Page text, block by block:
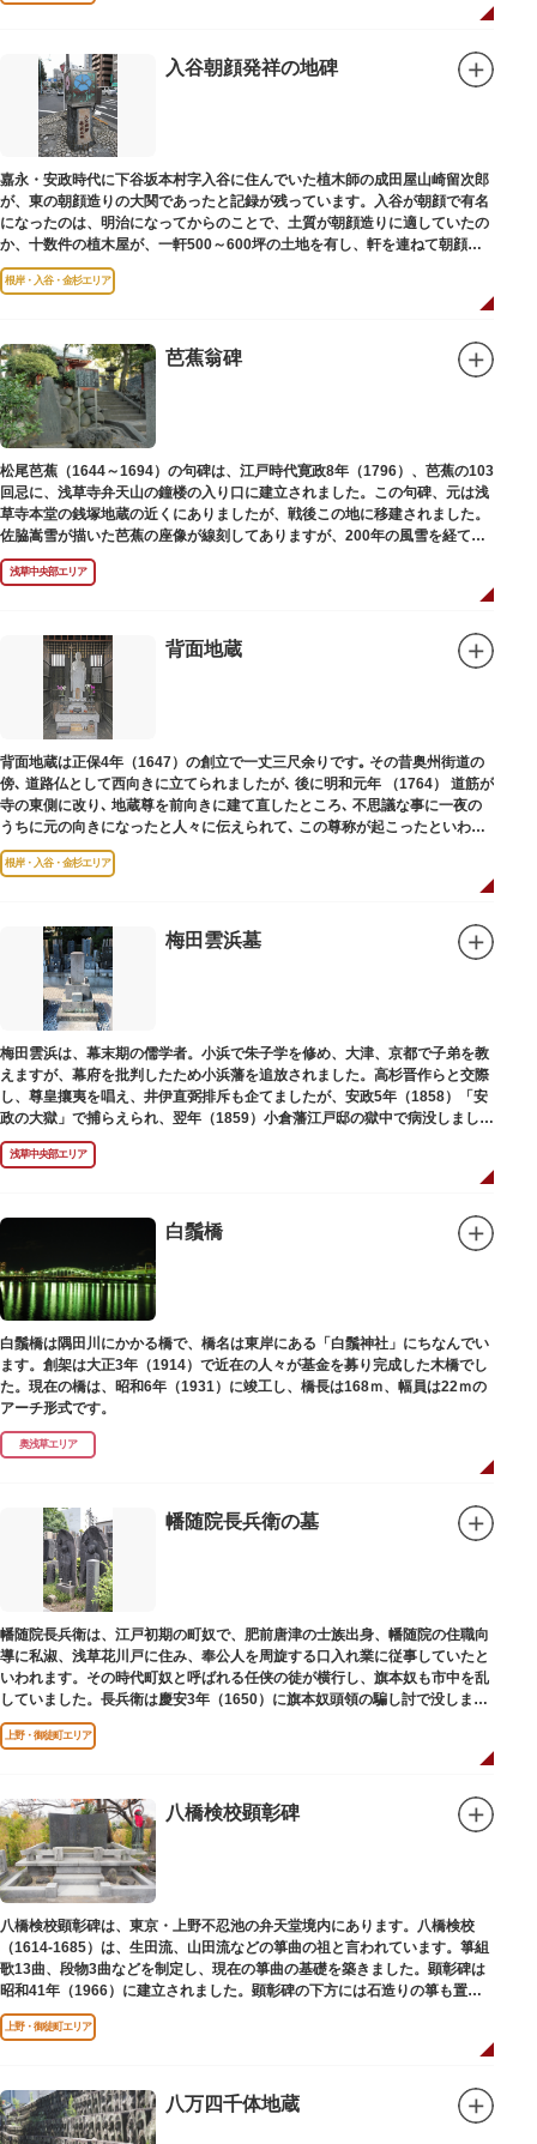
入谷朝顔発祥の地碑
嘉永・安政時代に下谷坂本村字入谷に住んでいた植木師の成田屋山崎留次郎
が、東の朝顔造りの大関であったと記録が残っています。入谷が朝顔で有名
になったのは、明治になってからのことで、土質が朝顔造りに適していたの
か、十数件の植木屋が、一軒500～600坪の土地を有し、軒を連ねて朝顔造
りをはじめました。
根岸・入谷・金杉エリア
芭蕉翁碑
松尾芭蕉（1644～1694）の句碑は、江戸時代寛政8年（1796）、芭蕉の103
回忌に、浅草寺弁天山の鐘楼の入り口に建立されました。この句碑、元は浅
草寺本堂の銭塚地蔵の近くにありましたが、戦後この地に移建されました。
佐脇嵩雪が描いた芭蕉の座像が線刻してありますが、200年の風雪を経て、
碑石も欠損し、碑面の判読も困難となっています。
浅草中央部エリア
背面地蔵
背面地蔵は正保4年（1647）の創立で一丈三尺余りです｡ その昔奥州街道の
傍､ 道路仏として西向きに立てられましたが､ 後に明和元年 （1764） 道筋が
寺の東側に改り､ 地蔵尊を前向きに建て直したところ､ 不思議な事に一夜の
うちに元の向きになったと人々に伝えられて､ この尊称が起こったといわれ
ています｡薬王寺（やくおうじ）にあります。
根岸・入谷・金杉エリア
梅田雲浜墓
梅田雲浜は、幕末期の儒学者。小浜で朱子学を修め、大津、京都で子弟を教
えますが、幕府を批判したため小浜藩を追放されました。高杉晋作らと交際
し、尊皇攘夷を唱え、井伊直弼排斥も企てましたが、安政5年（1858）「安
政の大獄」で捕らえられ、翌年（1859）小倉藩江戸邸の獄中で病没しまし
た。お墓は海禅寺（かいぜんじ）にあります。
浅草中央部エリア
白鬚橋
白鬚橋は隅田川にかかる橋で、橋名は東岸にある「白鬚神社」にちなんでい
ます。創架は大正3年（1914）で近在の人々が基金を募り完成した木橋でし
た。現在の橋は、昭和6年（1931）に竣工し、橋長は168ｍ、幅員は22ｍの
アーチ形式です。
奥浅草エリア
幡随院長兵衛の墓
幡随院長兵衛は、江戸初期の町奴で、肥前唐津の士族出身、幡随院の住職向
導に私淑、浅草花川戸に住み、奉公人を周旋する口入れ業に従事していたと
いわれます。その時代町奴と呼ばれる任侠の徒が横行し、旗本奴も市中を乱
していました。長兵衛は慶安3年（1650）に旗本奴頭領の騙し討で没しまし
た。お墓は源空寺（げんくうじ）にあります。
上野・御徒町エリア
八橋検校顕彰碑
八橋検校顕彰碑は、東京・上野不忍池の弁天堂境内にあります。八橋検校
（1614-1685）は、生田流、山田流などの箏曲の祖と言われています。箏組
歌13曲、段物3曲などを制定し、現在の箏曲の基礎を築きました。顕彰碑は
昭和41年（1966）に建立されました。顕彰碑の下方には石造りの箏も置か
れています。
上野・御徒町エリア
八万四千体地蔵